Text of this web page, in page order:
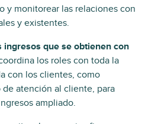
y monitorear las relaciones con
y existentes.
ingresos que se obtienen con
los roles con toda la
con los clientes, como
atención al cliente, para
ampliado.